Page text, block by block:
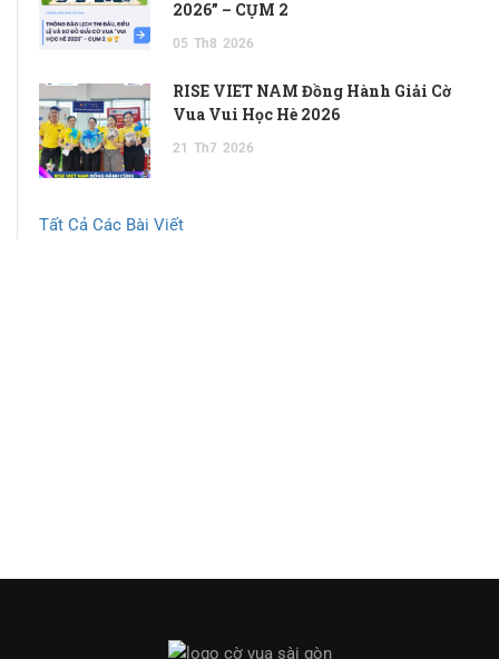
2026” – CỤM 2
05 Th8 2026
RISE VIET NAM Đồng Hành Giải Cờ
Vua Vui Học Hè 2026
21 Th7 2026
Tất Cả Các Bài Viết